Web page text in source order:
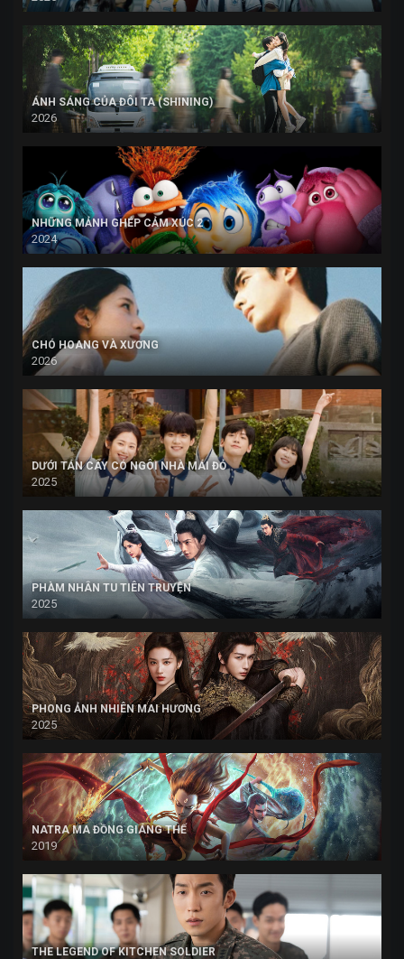
ÁNH SÁNG CỦA ĐÔI TA (SHINING)
2026
NHỮNG MẢNH GHÉP CẢM XÚC 2
2024
CHÓ HOANG VÀ XƯƠNG
2026
DƯỚI TÁN CÂY CÓ NGÔI NHÀ MÁI ĐỎ
2025
PHÀM NHÂN TU TIÊN TRUYỆN
2025
PHONG ẢNH NHIÊN MAI HƯƠNG
2025
NATRA MA ĐỒNG GIÁNG THẾ
2019
THE LEGEND OF KITCHEN SOLDIER